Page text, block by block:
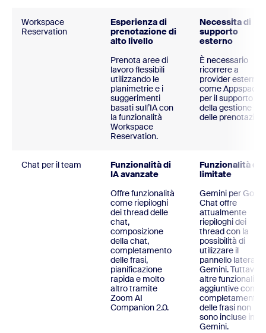
Workspace
Reservation
Esperienza di
prenotazione di
alto livello
Prenota aree di
lavoro flessibili
utilizzando le
planimetrie e i
suggerimenti
basati sull’IA con
la funzionalità
Workspace
Reservation.
Necessita di
supporto
esterno
È necessario
ricorrere a
provider esterni,
come Appspace,
per il supporto
della gestione
delle
Chat per il team
Funzionalità di
IA avanzate
Offre funzionalità
come riepiloghi
dei thread delle
chat,
composizione
della chat,
completamento
delle frasi,
pianificazione
rapida e molto
altro tramite
Zoom AI
Companion 2.0.
Funzionalità di
limitate
Gemini per
Chat offre
attualmente
riepiloghi dei
thread con la
possibilità di
utilizzare il
pannello laterale
Gemini. Tuttavia,
altre funzionalità
aggiuntive come
completamento
delle frasi non
sono incluse in
Gemini.